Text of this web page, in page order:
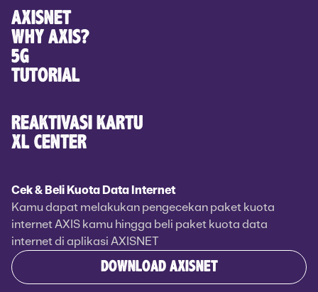
AXISNET
WHY AXIS?
5G
TUTORIAL
REAKTIVASI KARTU
XL CENTER
Cek & Beli Kuota Data Internet
Kamu dapat melakukan pengecekan paket kuota
internet AXIS kamu hingga beli paket kuota data
internet di aplikasi AXISNET
DOWNLOAD AXISNET